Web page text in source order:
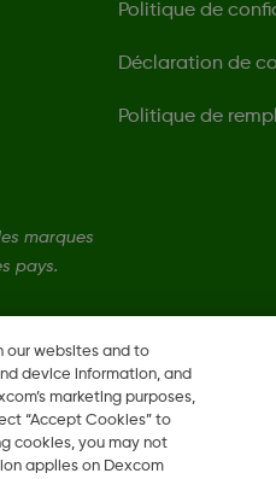
Politique de
Déclaration de
Politique de
marques
pays.
our websites and to
device information, and
marketing purposes,
“Accept Cookies” to
cookies, you may not
applies on Dexcom